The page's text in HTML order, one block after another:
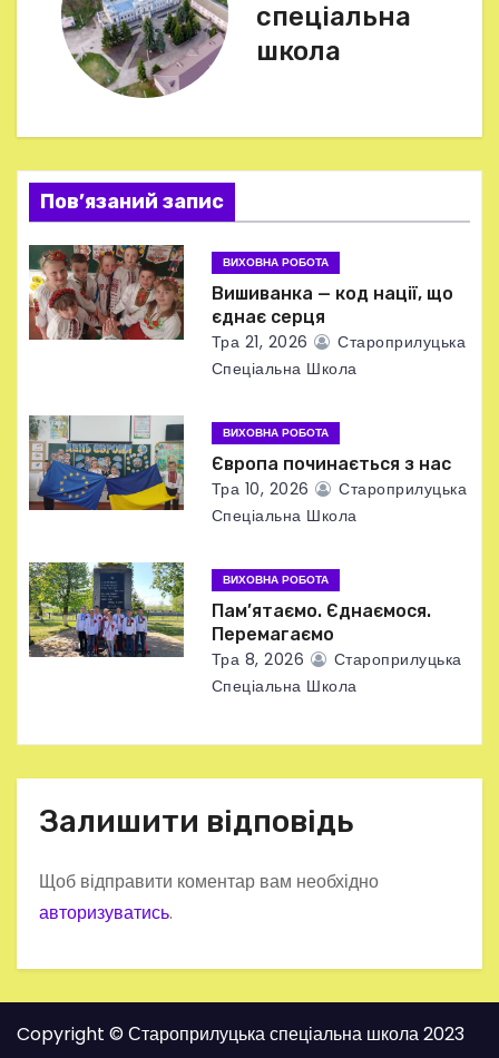
і
я
з
а
п
с
і
спеціальна
школа
Пов’язаний запис
ВИХОВНА РОБОТА
Вишиванка — код нації, що
єднає серця
Тра 21, 2026
Староприлуцька
Спеціальна Школа
ВИХОВНА РОБОТА
Європа починається з нас
Тра 10, 2026
Староприлуцька
Спеціальна Школа
ВИХОВНА РОБОТА
Пам’ятаємо. Єднаємося.
Перемагаємо
Тра 8, 2026
Староприлуцька
Спеціальна Школа
Залишити відповідь
Щоб відправити коментар вам необхідно
авторизуватись.
Copyright © Староприлуцька спеціальна школа 2023